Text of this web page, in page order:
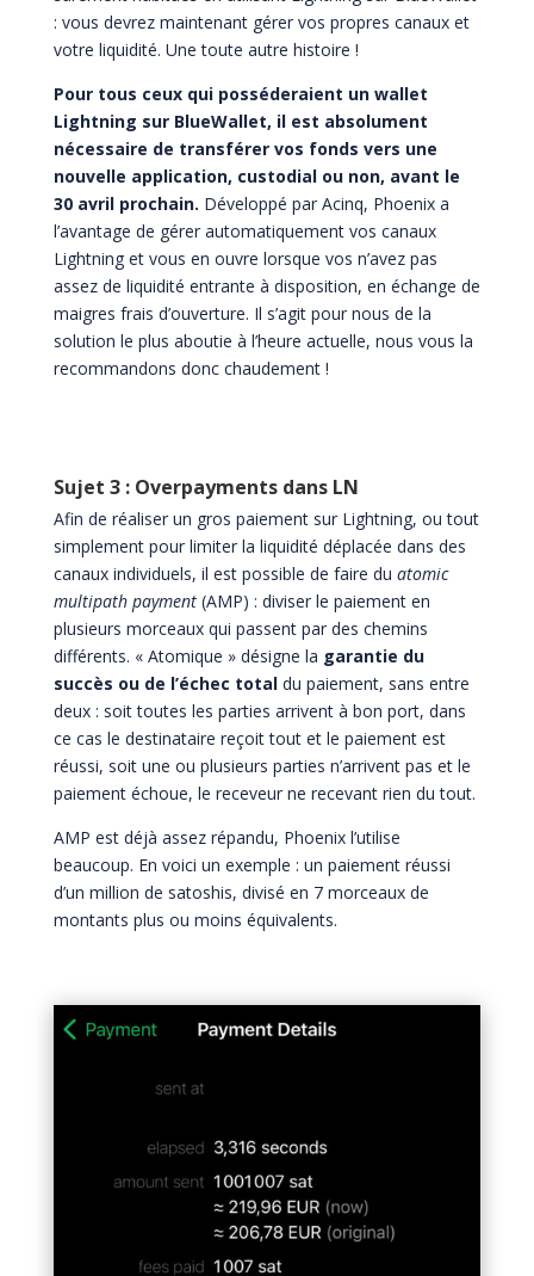
: vous devrez maintenant gérer vos propres canaux et
votre liquidité. Une toute autre histoire !
Pour tous ceux qui posséderaient un wallet
Lightning sur BlueWallet, il est absolument
nécessaire de transférer vos fonds vers une
nouvelle application, custodial ou non, avant le
30 avril prochain. Développé par Acinq, Phoenix a
l’avantage de gérer automatiquement vos canaux
Lightning et vous en ouvre lorsque vos n’avez pas
assez de liquidité entrante à disposition, en échange de
maigres frais d’ouverture. Il s’agit pour nous de la
solution le plus aboutie à l’heure actuelle, nous vous la
recommandons donc chaudement !
Sujet 3 : Overpayments dans LN
Afin de réaliser un gros paiement sur Lightning, ou tout
simplement pour limiter la liquidité déplacée dans des
canaux individuels, il est possible de faire du atomic
multipath payment(AMP) : diviser le paiement en
plusieurs morceaux qui passent par des chemins
différents. « Atomique » désigne la garantie du
succès ou de l’échec totaldu paiement, sans entre
deux : soit toutes les parties arrivent à bon port, dans
ce cas le destinataire reçoit tout et le paiement est
réussi, soit une ou plusieurs parties n’arrivent pas et le
paiement échoue, le receveur ne recevant rien du tout.
AMP est déjà assez répandu, Phoenix l’utilise
beaucoup. En voici un exemple : un paiement réussi
d’un million de satoshis, divisé en 7 morceaux de
montants plus ou moins équivalents.